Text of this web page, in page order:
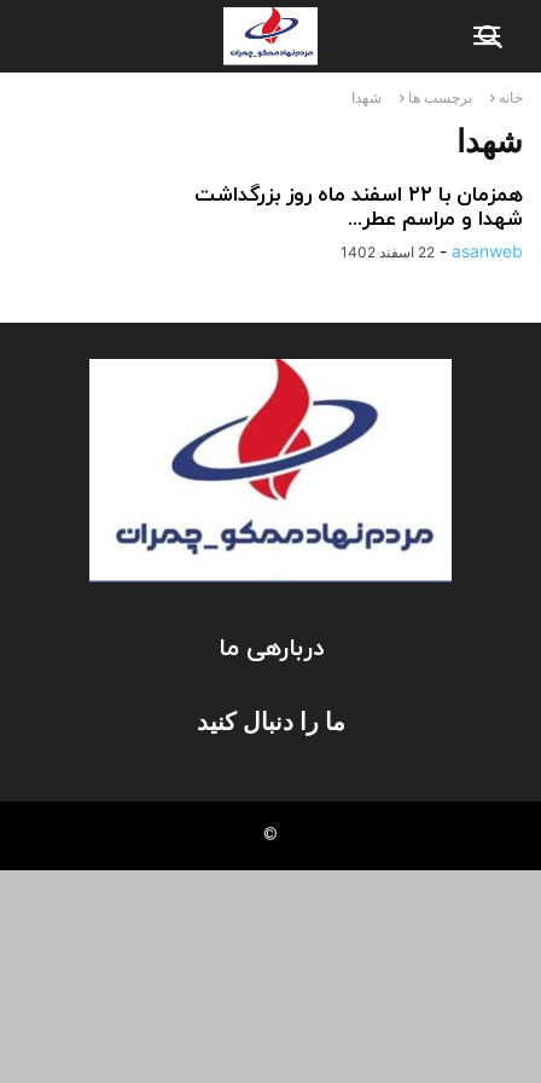
خانه برچسب ها شهدا
شهدا
همزمان با ۲۲ اسفند ماه روز بزرگداشت
شهدا و مراسم عطر...
asanweb
- 22 اسفند 1402
دربارهی ما
ما را دنبال کنید
©